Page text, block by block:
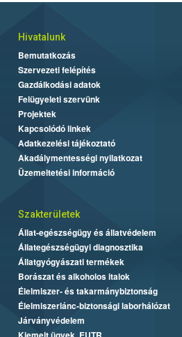
Hivatalunk
Bemutatkozás
Szervezeti felépítés
Gazdálkodási adatok
Felügyeleti szervünk
Projektek
Kapcsolódó linkek
Adatkezelési tájékoztató
Akadálymentességi nyilatkozat
Üzemeltetési információ
Szakterületek
Állat-egészségügy és állatvédelem
Állategészségügyi diagnosztika
Állatgyógyászati termékek
Borászat és alkoholos italok
Élelmiszer- és takarmánybiztonság
Élelmiszerlánc-biztonsági laborhálózat
Járványvédelem